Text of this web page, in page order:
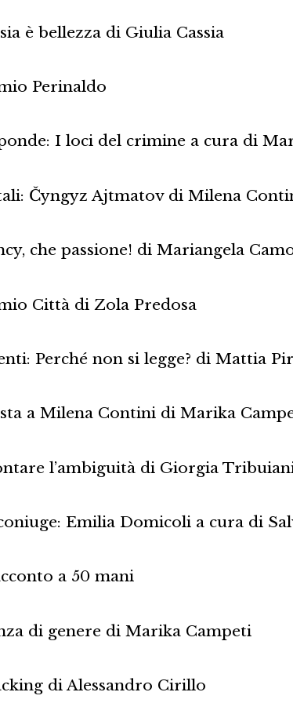
è bellezza di Giulia Cassia
Perinaldo
I loci del crimine a cura di
Čyngyz Ajtmatov di Milena
che passione! di Mariangela
Città di Zola Predosa
Perché non si legge? di Mattia
a Milena Contini di Marika
l’ambiguità di Giorgia
Emilia Domicoli a cura di
a 50 mani
di genere di Marika Campeti
di Alessandro Cirillo